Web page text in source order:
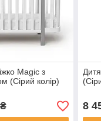
Magic з
(Сірий колір)
8